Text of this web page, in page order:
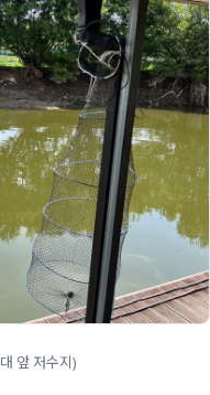
앞 저수지)